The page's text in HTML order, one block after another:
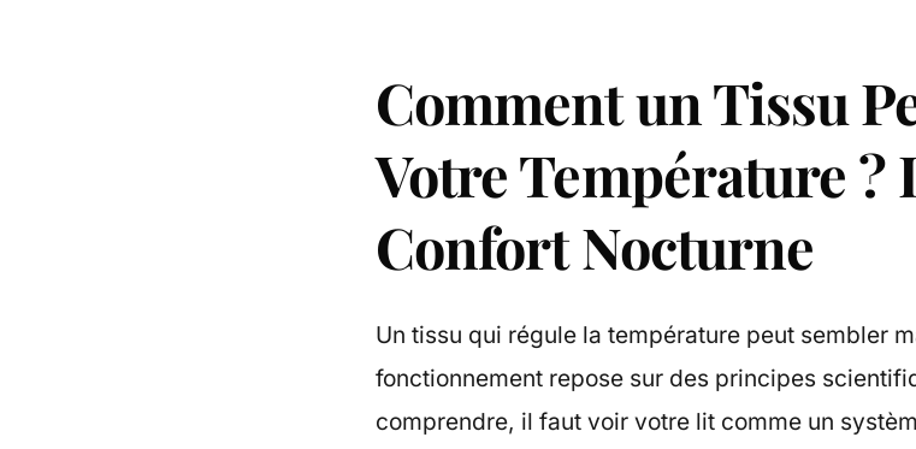
Comment un Tissu
Votre Température ?
Confort Nocturne
Un tissu qui régule la température peut sembler
fonctionnement repose sur des principes
comprendre, il faut voir votre lit comme un